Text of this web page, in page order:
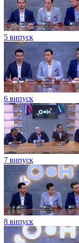
5 випуск
6 випуск
7 випуск
8 випуск